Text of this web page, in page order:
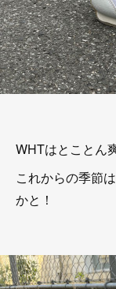
WHTはとことん
これからの季節
かと！